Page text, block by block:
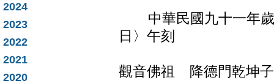
2024
2023
2022
2021
2020
中華民國九十一年歲
日〉午刻
觀音佛祖 降德門乾坤